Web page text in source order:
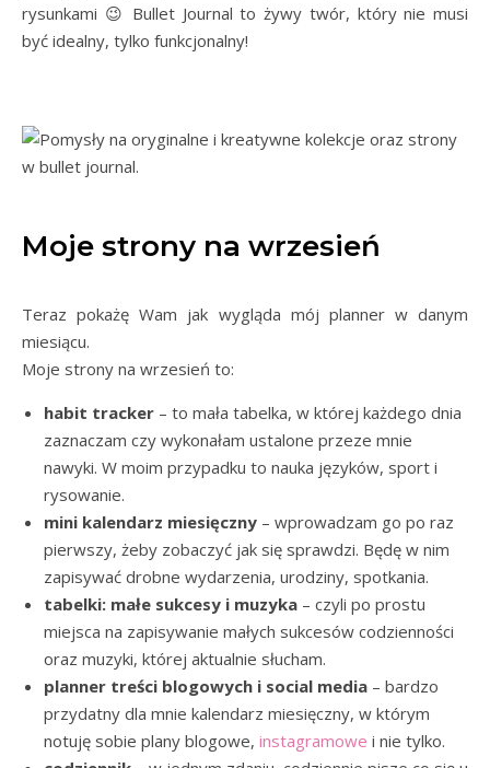
rysunkami 😉 Bullet Journal to żywy twór, który nie musi
być idealny, tylko funkcjonalny!
Moje strony na wrzesień
Teraz pokażę Wam jak wygląda mój planner w danym
miesiącu.
Moje strony na wrzesień to:
habit tracker – to mała tabelka, w której każdego dnia
zaznaczam czy wykonałam ustalone przeze mnie
nawyki. W moim przypadku to nauka języków, sport i
rysowanie.
mini kalendarz miesięczny – wprowadzam go po raz
pierwszy, żeby zobaczyć jak się sprawdzi. Będę w nim
zapisywać drobne wydarzenia, urodziny, spotkania.
tabelki: małe sukcesy i muzyka – czyli po prostu
miejsca na zapisywanie małych sukcesów codzienności
oraz muzyki, której aktualnie słucham.
planner treści blogowych i social media – bardzo
przydatny dla mnie kalendarz miesięczny, w którym
notuję sobie plany blogowe, instagramowe i nie tylko.